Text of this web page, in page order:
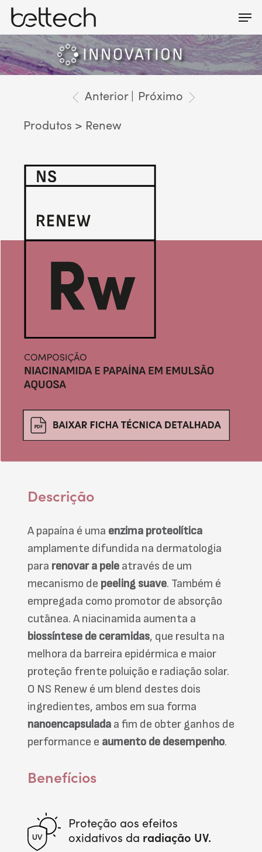
Skip
main
content
Menu
Anterior | Próximo
Produtos > Renew
Descrição
A papaína é uma enzima proteolítica
amplamente difundida na dermatologia
para renovar a peleatravés de um
mecanismo de peeling suave. Também é
empregada como promotor de absorção
cutânea. A niacinamida aumenta a
biossíntese de ceramidas, que resulta na
melhora da barreira epidérmica e maior
proteção frente poluição e radiação solar.
O NS Renew é um blend destes dois
ingredientes, ambos em sua forma
nanoencapsuladaa fim de obter ganhos de
performance e aumento de desempenho.
Benefícios
Proteção aos efeitos
oxidativos da radiação UV.